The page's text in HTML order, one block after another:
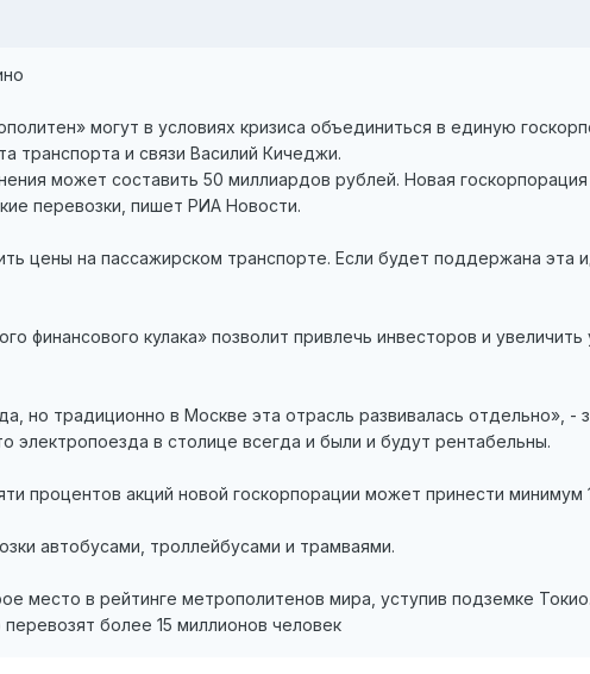
могут в условиях кризиса объединиться в единую
транспорта и связи Василий Кичеджи.
может составить 50 миллиардов рублей. Новая
перевозки, пишет РИА Новости.
цены на пассажирском транспорте. Если будет поддержана эта
финансового кулака» позволит привлечь инвесторов и увеличить
но традиционно в Москве эта отрасль развивалась отдельно», -
электропоезда в столице всегда и были и будут рентабельны.
процентов акций новой госкорпорации может принести минимум
автобусами, троллейбусами и трамваями.
место в рейтинге метрополитенов мира, уступив подземке
более 15 миллионов человек